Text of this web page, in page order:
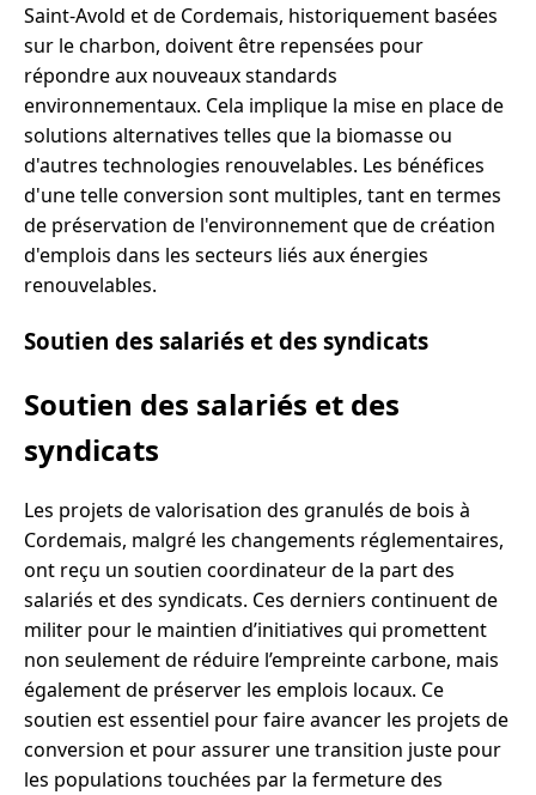
Saint-Avold et de Cordemais, historiquement basées
sur le charbon, doivent être repensées pour
répondre aux nouveaux standards
environnementaux. Cela implique la mise en place de
solutions alternatives telles que la biomasse ou
d'autres technologies renouvelables. Les bénéfices
d'une telle conversion sont multiples, tant en termes
de préservation de l'environnement que de création
d'emplois dans les secteurs liés aux énergies
renouvelables.
Soutien des salariés et des syndicats
Soutien des salariés et des
syndicats
Les projets de valorisation des granulés de bois à
Cordemais, malgré les changements réglementaires,
ont reçu un soutien coordinateur de la part des
salariés et des syndicats. Ces derniers continuent de
militer pour le maintien d’initiatives qui promettent
non seulement de réduire l’empreinte carbone, mais
également de préserver les emplois locaux. Ce
soutien est essentiel pour faire avancer les projets de
conversion et pour assurer une transition juste pour
les populations touchées par la fermeture des